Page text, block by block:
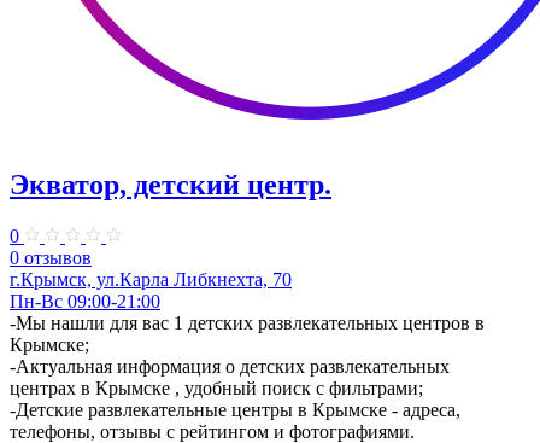
Экватор, детский центр.
0
0 отзывов
г.Крымск, ул.Карла Либкнехта, 70
Пн-Вс 09:00-21:00
-Мы нашли для вас 1 детских развлекательных центров в
Крымске;
-Актуальная информация о детских развлекательных
центрах в Крымске , удобный поиск с фильтрами;
-Детские развлекательные центры в Крымске - адреса,
телефоны, отзывы с рейтингом и фотографиями.